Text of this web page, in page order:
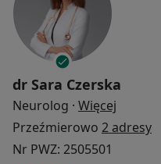
dr Sara Czerska
Neurolog · Więcej
Przeźmierowo 2 adresy
Nr PWZ: 2505501